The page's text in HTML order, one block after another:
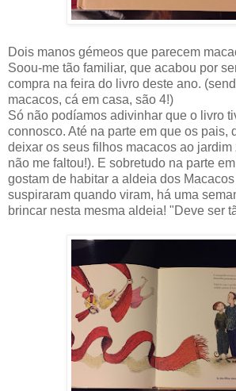
Dois manos gémeos que parecem
Soou-me tão familiar, que acabou por
compra na feira do livro deste ano.
macacos, cá em casa, são 4!)
Só não podíamos adivinhar que o livro
connosco. Até na parte em que os pais,
deixar os seus filhos macacos ao
não me faltou!). E sobretudo na parte
gostam de habitar a aldeia dos
suspiraram quando viram, há uma
brincar nesta mesma aldeia! "Deve ser